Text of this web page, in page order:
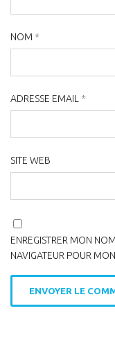
NOM *
ADRESSE EMAIL *
SITE WEB
ENREGISTRER MON
NAVIGATEUR POUR